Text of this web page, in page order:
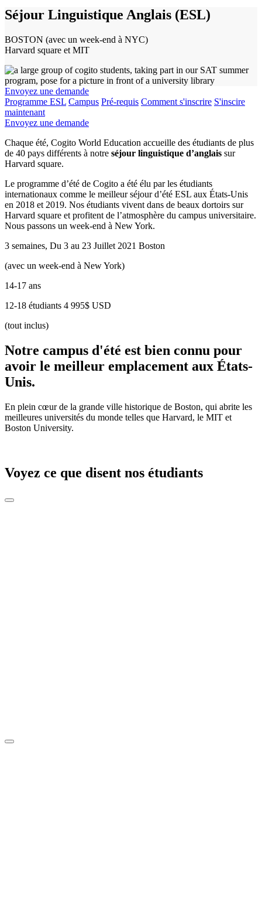
Séjour Linguistique Anglais (ESL)
BOSTON (avec un week-end à NYC)
Harvard square et MIT
Envoyez une demande
Programme ESL Campus Pré-requis Comment s'inscrire S'inscire
maintenant
Envoyez une demande
Chaque été, Cogito World Education accueille des étudiants de plus
de 40 pays différents à notre séjour linguistique d’anglais sur
Harvard square.
Le programme d’été de Cogito a été élu par les étudiants
internationaux comme le meilleur séjour d’été ESL aux États-Unis
en 2018 et 2019. Nos étudiants vivent dans de beaux dortoirs sur
Harvard square et profitent de l’atmosphère du campus universitaire.
Nous passons un week-end à New York.
3 semaines, Du 3 au 23 Juillet 2021 Boston
(avec un week-end à New York)
14-17 ans
12-18 étudiants 4 995$ USD
(tout inclus)
Notre campus d'été est bien connu pour
avoir le meilleur emplacement aux États-
Unis.
En plein cœur de la grande ville historique de Boston, qui abrite les
meilleures universités du monde telles que Harvard, le MIT et
Boston University.
Voyez ce que disent nos étudiants